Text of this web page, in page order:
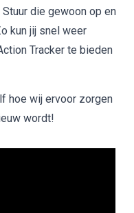
die gewoon op en
kun jij snel weer
Tracker te bieden
hoe wij ervoor zorgen
wordt!